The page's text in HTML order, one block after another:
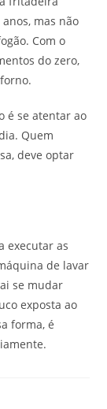
mas não
Com o
do zero,
é se atentar ao
Quem
deve optar
executar as
de lavar
se mudar
exposta ao
forma, é